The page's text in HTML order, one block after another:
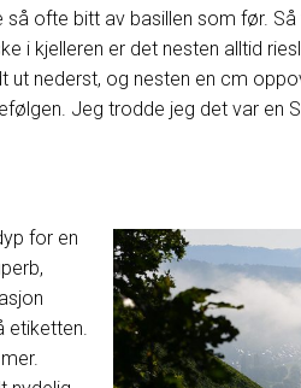
ofte bitt av basillen som før.
i kjelleren er det nesten alltid
ut nederst, og nesten en cm
Jeg trodde jeg det var en
for en
etiketten.